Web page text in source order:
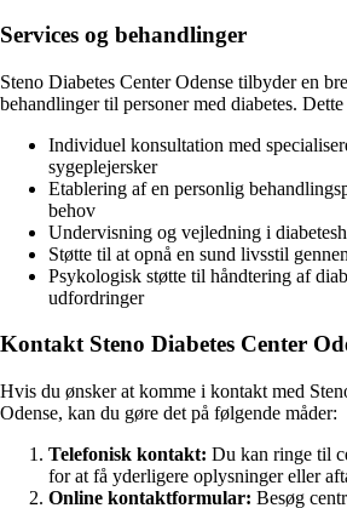
Services og behandlinger
Steno Diabetes Center Odense tilbyder en
behandlinger til personer med diabetes.
Individuel konsultation med
sygeplejersker
Etablering af en personlig
behov
Undervisning og vejledning i
Støtte til at opnå en sund livsstil
Psykologisk støtte til håndtering af
udfordringer
Kontakt Steno Diabetes Center
Hvis du ønsker at komme i kontakt med
Odense, kan du gøre det på følgende måder:
Telefonisk kontakt: Du kan ringe til
for at få yderligere oplysninger eller
Online kontaktformular: Besøg